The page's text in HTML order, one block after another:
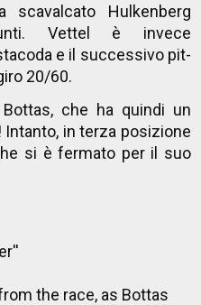
scavalcato Hulkenberg
Vettel è invece
e il successivo pit-
20/60.
che ha quindi un
in terza posizione
si è fermato per il suo
the race, as Bottas